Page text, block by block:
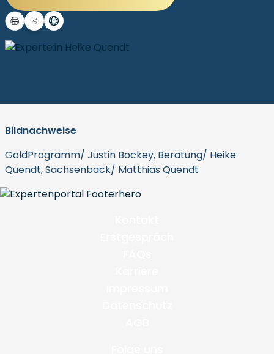
Bildnachweise
GoldProgramm/ Justin Bockey, Beratung/ Heike
Quendt, Sachsenback/ Matthias Quendt